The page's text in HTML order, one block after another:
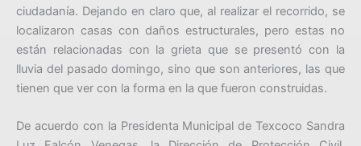
ciudadanía. Dejando en claro que, al realizar el recorrido, se
localizaron casas con daños estructurales, pero estas no
están relacionadas con la grieta que se presentó con la
lluvia del pasado domingo, sino que son anteriores, las que
tienen que ver con la forma en la que fueron construidas.
De acuerdo con la Presidenta Municipal de Texcoco Sandra